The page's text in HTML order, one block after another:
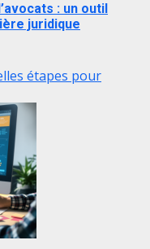
: un outil
juridique
étapes pour